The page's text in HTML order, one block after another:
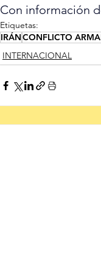
Con información
Etiquetas:
IRÁNCONFLICTO
INTERNACIONAL